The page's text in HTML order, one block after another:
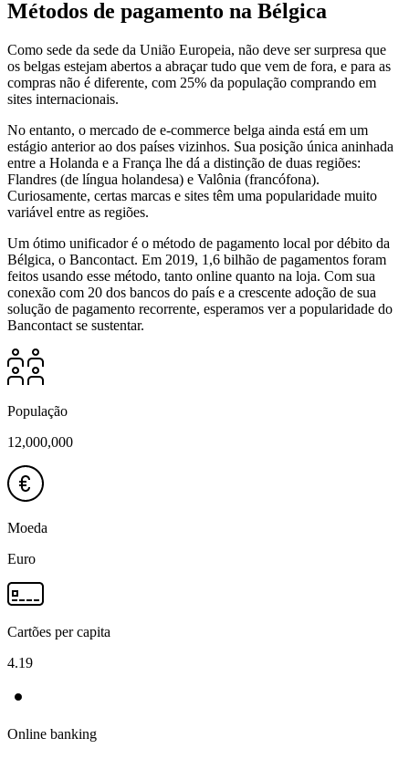
Métodos de pagamento na Bélgica
Como sede da sede da União Europeia, não deve ser surpresa que
os belgas estejam abertos a abraçar tudo que vem de fora, e para as
compras não é diferente, com 25% da população comprando em
sites internacionais.
No entanto, o mercado de e-commerce belga ainda está em um
estágio anterior ao dos países vizinhos. Sua posição única aninhada
entre a Holanda e a França lhe dá a distinção de duas regiões:
Flandres (de língua holandesa) e Valônia (francófona).
Curiosamente, certas marcas e sites têm uma popularidade muito
variável entre as regiões.
Um ótimo unificador é o método de pagamento local por débito da
Bélgica, o Bancontact. Em 2019, 1,6 bilhão de pagamentos foram
feitos usando esse método, tanto online quanto na loja. Com sua
conexão com 20 dos bancos do país e a crescente adoção de sua
solução de pagamento recorrente, esperamos ver a popularidade do
Bancontact se sustentar.
População
12,000,000
Moeda
Euro
Cartões per capita
4.19
Online banking